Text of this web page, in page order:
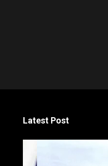
Latest Post